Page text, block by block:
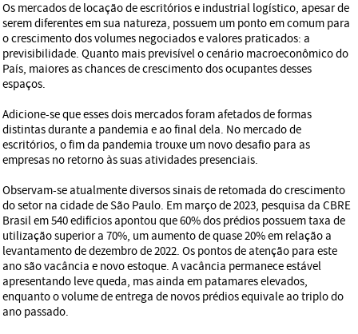
Os mercados de locação de escritórios e industrial logístico, apesar de
serem diferentes em sua natureza, possuem um ponto em comum para
o crescimento dos volumes negociados e valores praticados: a
previsibilidade. Quanto mais previsível o cenário macroeconômico do
País, maiores as chances de crescimento dos ocupantes desses
espaços.
Adicione-se que esses dois mercados foram afetados de formas
distintas durante a pandemia e ao final dela. No mercado de
escritórios, o fim da pandemia trouxe um novo desafio para as
empresas no retorno às suas atividades presenciais.
Observam-se atualmente diversos sinais de retomada do crescimento
do setor na cidade de São Paulo. Em março de 2023, pesquisa da CBRE
Brasil em 540 edifícios apontou que 60% dos prédios possuem taxa de
utilização superior a 70%, um aumento de quase 20% em relação a
levantamento de dezembro de 2022. Os pontos de atenção para este
ano são vacância e novo estoque. A vacância permanece estável
apresentando leve queda, mas ainda em patamares elevados,
enquanto o volume de entrega de novos prédios equivale ao triplo do
ano passado.